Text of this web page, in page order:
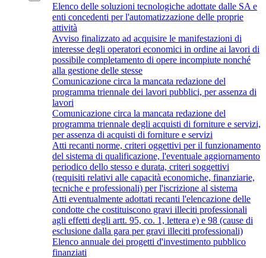
Elenco delle soluzioni tecnologiche adottate dalle SA e
enti concedenti per l'automatizzazione delle proprie
attività
Avviso finalizzato ad acquisire le manifestazioni di
interesse degli operatori economici in ordine ai lavori di
possibile completamento di opere incompiute nonché
alla gestione delle stesse
Comunicazione circa la mancata redazione del
programma triennale dei lavori pubblici, per assenza di
lavori
Comunicazione circa la mancata redazione del
programma triennale degli acquisti di forniture e servizi,
per assenza di acquisti di forniture e servizi
Atti recanti norme, criteri oggettivi per il funzionamento
del sistema di qualificazione, l'eventuale aggiornamento
periodico dello stesso e durata, criteri soggettivi
(requisiti relativi alle capacità economiche, finanziarie,
tecniche e professionali) per l'iscrizione al sistema
Atti eventualmente adottati recanti l'elencazione delle
condotte che costituiscono gravi illeciti professionali
agli effetti degli artt. 95, co. 1, lettera e) e 98 (cause di
esclusione dalla gara per gravi illeciti professionali)
Elenco annuale dei progetti d'investimento pubblico
finanziati